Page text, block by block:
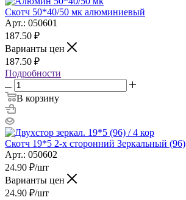
Скотч 50*40/50 мк алюминиевый
Арт.: 050601
187.50 ₽
Варианты цен
187.50 ₽
Подробности
В корзину
Скотч 19*5 2-х сторонний Зеркальный (96)
Арт.: 050602
24.90 ₽/шт
Варианты цен
24.90 ₽/шт